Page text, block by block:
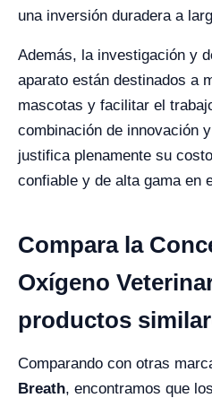
una inversión duradera a
Además, la investigación y
aparato están destinados a
mascotas y facilitar el
combinación de innovación
justifica plenamente su
confiable y de alta gama en
Compara la
Oxígeno
productos
Comparando con otras
Breath, encontramos que